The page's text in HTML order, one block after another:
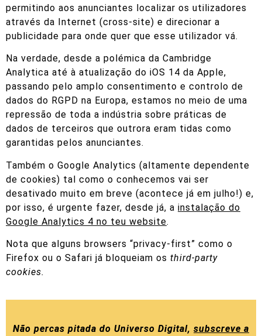
permitindo aos anunciantes localizar os utilizadores
através da Internet (cross-site) e direcionar a
publicidade para onde quer que esse utilizador vá.
Na verdade, desde a polémica da Cambridge
Analytica até à atualização do iOS 14 da Apple,
passando pelo amplo consentimento e controlo de
dados do RGPD na Europa, estamos no meio de uma
repressão de toda a indústria sobre práticas de
dados de terceiros que outrora eram tidas como
garantidas pelos anunciantes.
Também o Google Analytics (altamente dependente
de cookies) tal como o conhecemos vai ser
desativado muito em breve (acontece já em julho!) e,
por isso, é urgente fazer, desde já, a instalação do
Google Analytics 4 no teu website.
Nota que alguns browsers “privacy-first” como o
Firefox ou o Safari já bloqueiam os third-party
cookies.
Não percas pitada do Universo Digital, subscreve a